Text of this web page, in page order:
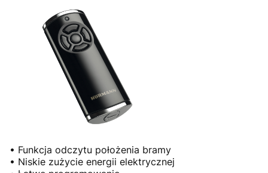
• Funkcja odczytu położenia bramy
• Niskie zużycie energii elektrycznej